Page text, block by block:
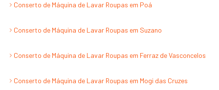
Conserto de Máquina de Lavar Roupas em Poá
Conserto de Máquina de Lavar Roupas em Suzano
Conserto de Máquina de Lavar Roupas em Ferraz de Vasconcelos
Conserto de Máquina de Lavar Roupas em Mogi das Cruzes